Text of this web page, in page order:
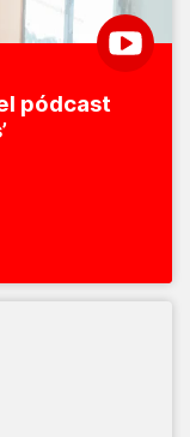
pódcast